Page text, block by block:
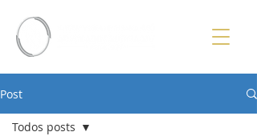
Post
Todos posts